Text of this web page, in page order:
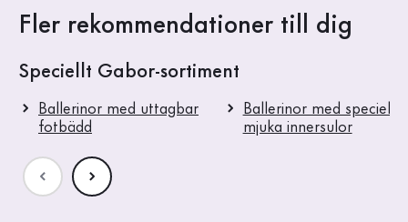
Fler rekommendationer till dig
Speciellt Gabor-sortiment
Ballerinor med uttagbar
fotbädd
Ballerinor med speciellt
mjuka innersulor